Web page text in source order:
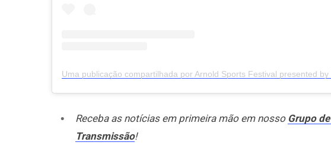
Receba as notícias em primeira mão em nosso Grupo
Transmissão!